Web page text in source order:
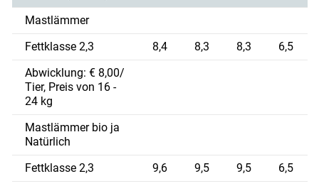
Skip to main content
Mastlämmer
Fettklasse 2,3
8,4 8,3 8,3
6,5
Abwicklung: € 8,00/
Tier, Preis von 16 -
24 kg
Mastlämmer bio ja
Natürlich
Fettklasse 2,3
9,6 9,5 9,5
6,5